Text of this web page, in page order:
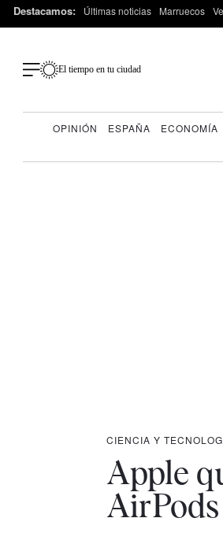
Destacamos: Últimas noticias Marruecos
El tiempo en tu ciudad
OPINIÓN ESPAÑA ECONOMÍA
CIENCIA Y
Apple